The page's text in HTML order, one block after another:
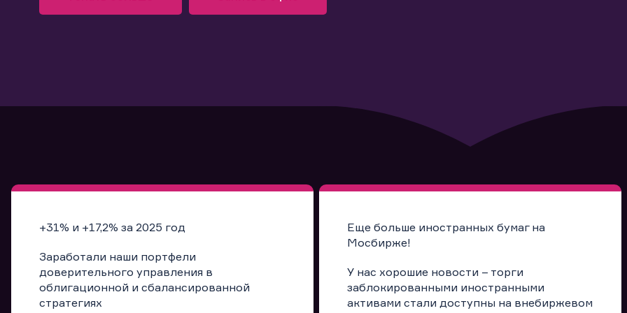
+31% и +17,2% за 2025 год
Заработали наши портфели
доверительного управления в
облигационной и сбалансированной
стратегиях
Еще больше иностранных бумаг на
Мосбирже!
У нас хорошие новости – торги
заблокированными иностранными
активами стали доступны на внебиржевом